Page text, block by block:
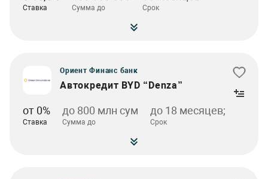
Ставка Сумма до Срок
Ориент Финанс банк
Автокредит BYD “Denza”
от 0%
Ставка
до 800 млн сум
Сумма до
до 18 месяцев;
Срок